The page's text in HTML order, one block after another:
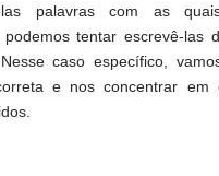
palavras com as
podemos tentar escrevê-las
caso específico,
e nos concentrar em